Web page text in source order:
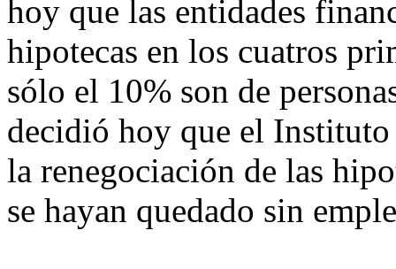
hoy que las entidades
hipotecas en los cuatros
sólo el 10% son de
decidió hoy que el
la renegociación de las
se hayan quedado sin